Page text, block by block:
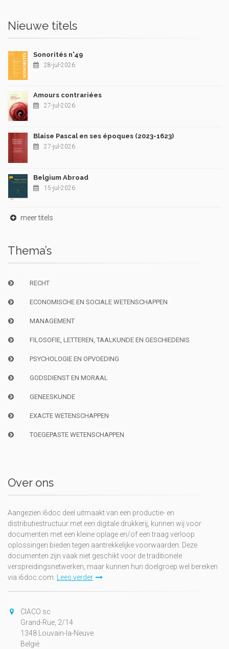
Nieuwe titels
Sonorités n°49
28-jul-2026
Amours contrariées
27-jul-2026
Blaise Pascal en ses époques (2023-1623)
27-jul-2026
Belgium Abroad
15-jul-2026
meer titels
Thema’s
RECHT
ECONOMISCHE EN SOCIALE WETENSCHAPPEN
MANAGEMENT
FILOSOFIE, LETTEREN, TAALKUNDE EN GESCHIEDENIS
PSYCHOLOGIE EN OPVOEDING
GODSDIENST EN MORAAL
GENEESKUNDE
EXACTE WETENSCHAPPEN
TOEGEPASTE WETENSCHAPPEN
Over ons
Aangezien i6doc deel uitmaakt van een productie- en
distributiestructuur met een digitale drukkerij, kunnen wij voor
documenten met een kleine oplage en/of een traag verloop
oplossingen bieden tegen aantrekkelijke voorwaarden. Deze
documenten zijn vaak niet geschikt voor de traditionele
verspreidingsnetwerken, maar kunnen hun doelgroep wel bereiken
via i6doc.com. Lees verder
CIACO sc
Grand-Rue, 2/14
1348 Louvain-la-Neuve
België